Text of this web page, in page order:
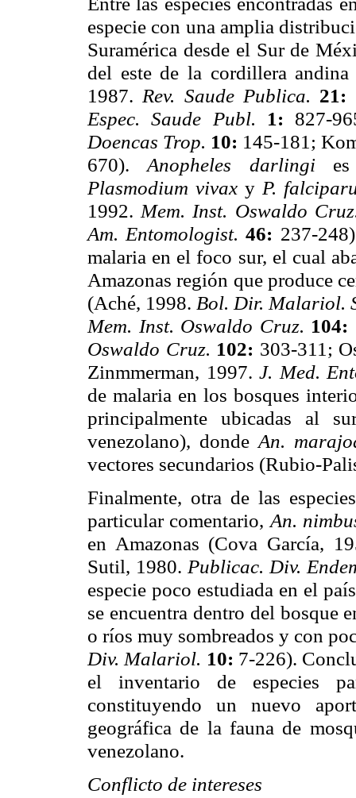
especie con una amplia
Suramérica desde el Sur de
del este de la cordillera
1987. Rev. Saude Publica. 21:
Espec. Saude Publ. 1: 827-
Doencas Trop. 10: 145-181;
670). Anopheles darlingi
Plasmodium vivaxy P.
1992. Mem. Inst. Oswaldo
Am. Entomologist.46: 237-
malaria en el foco sur, el cual
Amazonas región que produce
(Aché, 1998. Bol. Dir. Malariol.
Mem. Inst. Oswaldo Cruz. 104:
Oswaldo Cruz. 102: 303-311;
Zinmmerman, 1997.J. Med.
de malaria en los bosques
principalmente ubicadas al
venezolano), donde An.
vectores secundarios (Rubio-
Finalmente, otra de las
particular comentario, An.
en Amazonas (Cova García,
Sutil, 1980. Publicac. Div.
especie poco estudiada en el
se encuentra dentro del bosque
o ríos muy sombreados y con
Div. Malariol. 10: 7-226).
el inventario de especies
constituyendo un nuevo
geográfica de la fauna de
venezolano.
Conflicto de intereses